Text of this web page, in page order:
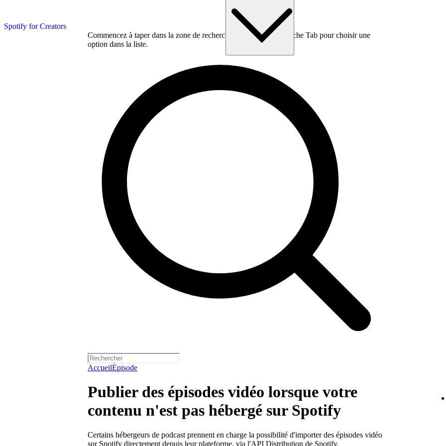
Spotify for Creators
Commencez à taper dans la zone de recherche, puis utilisez la touche Tab pour choisir une
option dans la liste.
AccueilÉpisode
Publier des épisodes vidéo lorsque votre
contenu n'est pas hébergé sur Spotify
Certains hébergeurs de podcast prennent en charge la possibilité d'importer des épisodes vidéo
sur Spotify directement depuis leur plateforme, via l'API Distribution de Spotify.